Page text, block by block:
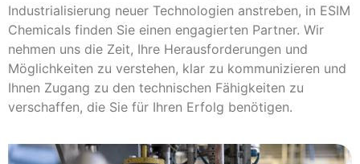
Industrialisierung neuer Technologien anstreben, in ESIM
Chemicals finden Sie einen engagierten Partner. Wir
nehmen uns die Zeit, Ihre Herausforderungen und
Möglichkeiten zu verstehen, klar zu kommunizieren und
Ihnen Zugang zu den technischen Fähigkeiten zu
verschaffen, die Sie für Ihren Erfolg benötigen.